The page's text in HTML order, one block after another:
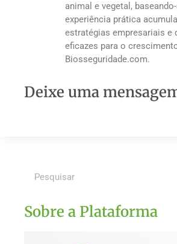
animal e vegetal,
experiência prática
estratégias empresariais e
eficazes para o
Biosseguridade.com.
Deixe uma
Sobre a Plataforma